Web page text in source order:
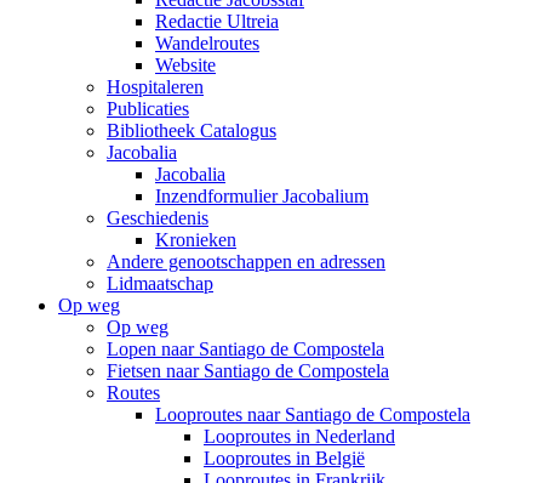
Redactie Ultreia
Wandelroutes
Website
Hospitaleren
Publicaties
Bibliotheek Catalogus
Jacobalia
Jacobalia
Inzendformulier Jacobalium
Geschiedenis
Kronieken
Andere genootschappen en adressen
Lidmaatschap
Op weg
Op weg
Lopen naar Santiago de Compostela
Fietsen naar Santiago de Compostela
Routes
Looproutes naar Santiago de Compostela
Looproutes in Nederland
Looproutes in België